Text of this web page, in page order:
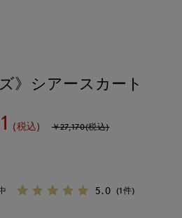
》シアースカート
(税込) ￥27,170(税込)
5.0 (1件)